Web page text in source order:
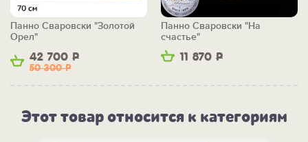
42 700 Р
50 300Р
Панно Сваровски "Золотой
Орел"
11 870 Р
Панно Сваровски "На
счастье"
Этот товар относится к категориям